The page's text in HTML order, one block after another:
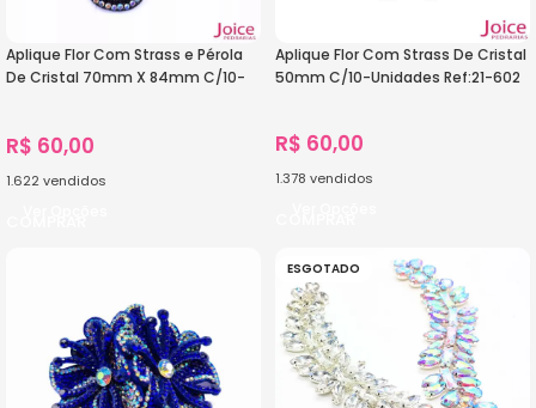
Aplique Flor Com Strass e Pérola
De Cristal 70mm X 84mm C/10-
R$ 60,00
1.622 vendidos
Aplique Flor Com Strass De Cristal
50mm C/10-Unidades Ref:21-602
R$ 60,00
1.378 vendidos
ESGOTADO